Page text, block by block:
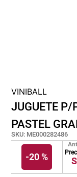
VINIBALL
JUGUETE P/
PASTEL
SKU: ME000282486
-20 %